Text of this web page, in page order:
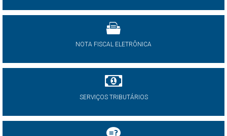
NOTA FISCAL ELETRÔNICA
SERVIÇOS TRIBUTÁRIOS